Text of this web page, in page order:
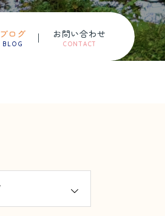
ブログ
BLOG
お問い合わせ
CONTACT